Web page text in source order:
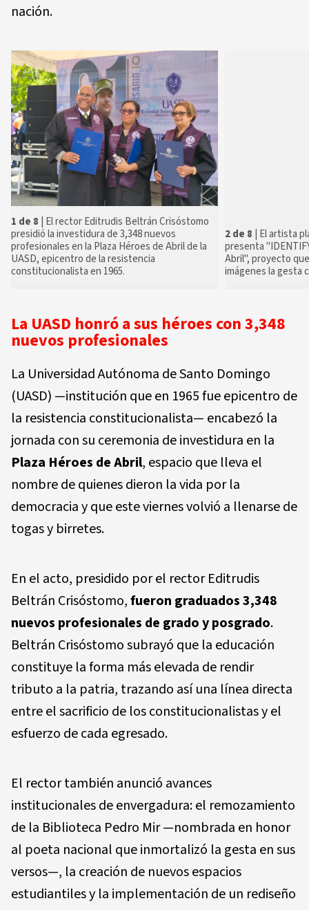
nación.
1 de 8 | El rector Editrudis Beltrán Crisóstomo
presidió la investidura de 3,348 nuevos
profesionales en la Plaza Héroes de Abril de la
UASD, epicentro de la resistencia
constitucionalista en 1965.
2 de 8 | El artista
presenta
Abril", proyecto
imágenes la gesta
La UASD honró a sus héroes con 3,348
nuevos profesionales
La Universidad Autónoma de Santo Domingo
(UASD) —institución que en 1965 fue epicentro de
la resistencia constitucionalista— encabezó la
jornada con su ceremonia de investidura en la
Plaza Héroes de Abril, espacio que lleva el
nombre de quienes dieron la vida por la
democracia y que este viernes volvió a llenarse de
togas y birretes.
En el acto, presidido por el rector Editrudis
Beltrán Crisóstomo,fueron graduados3,348
nuevos profesionales de grado y posgrado.
Beltrán Crisóstomo subrayó que la educación
constituye la forma más elevada de rendir
tributo a la patria, trazando así una línea directa
entre el sacrificio de los constitucionalistas y el
esfuerzo de cada egresado.
El rector también anunció avances
institucionales de envergadura: el remozamiento
de la Biblioteca Pedro Mir—nombrada en honor
al poeta nacional que inmortalizó la gesta en sus
versos—, la creación de nuevos espacios
estudiantiles y la implementación de un rediseño